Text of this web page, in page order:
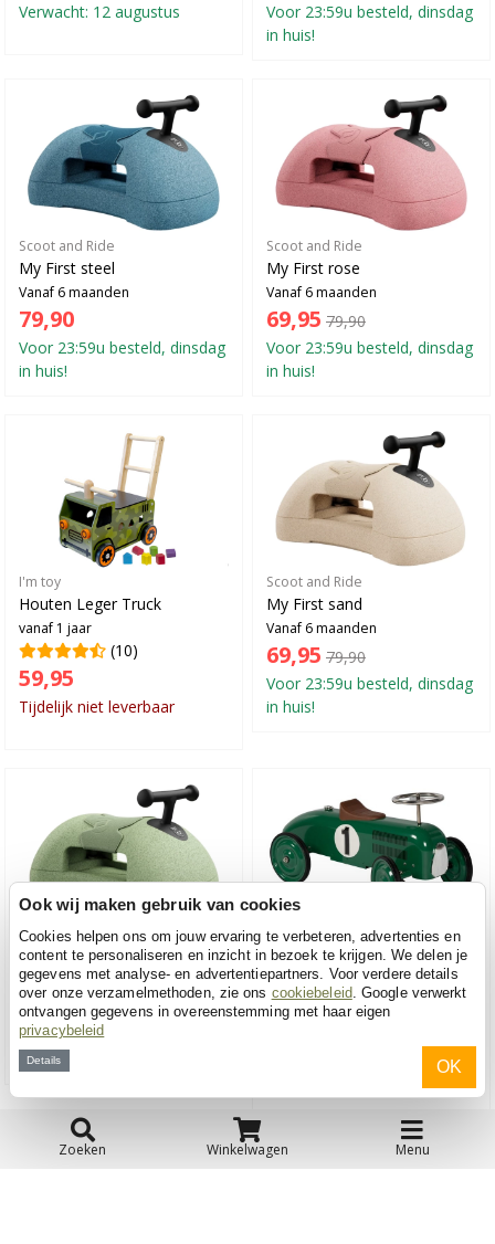
Zoeken Winkelwagen Menu
Verwacht: 12 augustus
Voor 23:59u besteld, dinsdag
in huis!
Scoot and Ride
My First steel
Vanaf 6 maanden
79,90
Voor 23:59u besteld, dinsdag
in huis!
Scoot and Ride
My First rose
Vanaf 6 maanden
69,95 79,90
Voor 23:59u besteld, dinsdag
in huis!
I'm toy
Houten Leger Truck
vanaf 1 jaar
(10)
59,95
Tijdelijk niet leverbaar
Scoot and Ride
My First sand
Vanaf 6 maanden
69,95 79,90
Voor 23:59u besteld, dinsdag
in huis!
Scoot and Ride
My First green
Vanaf 6 maanden
79,90
Voor 23:59u besteld, dinsdag
in huis!
Racing Team
Green Shadow Racer limited
edition
Vanaf 1 jaar
(6)
Ook wij maken gebruik van cookies
Cookies helpen ons om jouw ervaring te verbeteren, advertenties en
content te personaliseren en inzicht in bezoek te krijgen. We delen je
gegevens met analyse- en advertentiepartners. Voor verdere details
over onze verzamelmethoden, zie ons cookiebeleid. Google verwerkt
ontvangen gegevens in overeenstemming met haar eigen
privacybeleid
Details OK